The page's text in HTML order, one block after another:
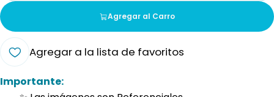
Agregar al Carro
Agregar a la lista de favoritos
Importante: